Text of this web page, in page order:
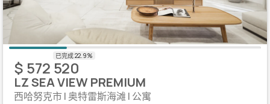
$ 572 520
LZ SEA VIEW PREMIUM
西哈努克市 | 奥特雷斯海滩 | 公寓